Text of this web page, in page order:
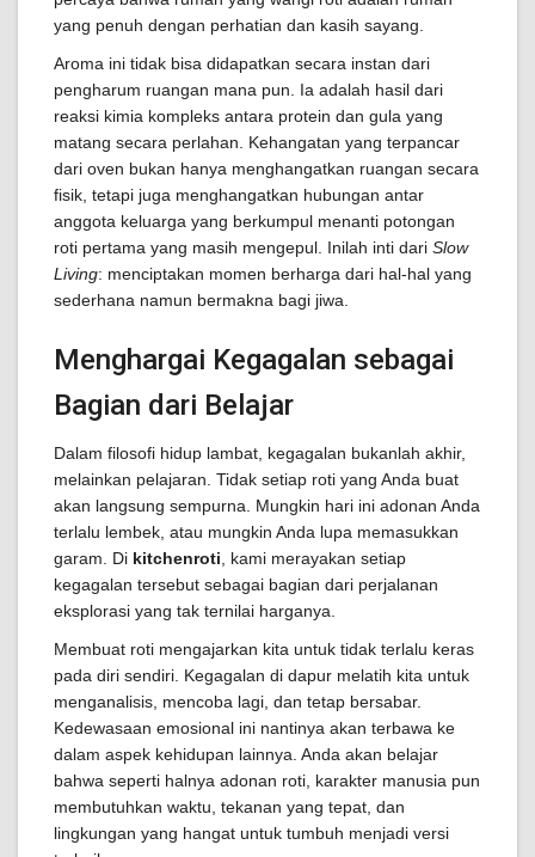
yang penuh dengan perhatian dan kasih sayang.
Aroma ini tidak bisa didapatkan secara instan dari
pengharum ruangan mana pun. Ia adalah hasil dari
reaksi kimia kompleks antara protein dan gula yang
matang secara perlahan. Kehangatan yang terpancar
dari oven bukan hanya menghangatkan ruangan secara
fisik, tetapi juga menghangatkan hubungan antar
anggota keluarga yang berkumpul menanti potongan
roti pertama yang masih mengepul. Inilah inti dari Slow
Living: menciptakan momen berharga dari hal-hal yang
sederhana namun bermakna bagi jiwa.
Menghargai Kegagalan sebagai
Bagian dari Belajar
Dalam filosofi hidup lambat, kegagalan bukanlah akhir,
melainkan pelajaran. Tidak setiap roti yang Anda buat
akan langsung sempurna. Mungkin hari ini adonan Anda
terlalu lembek, atau mungkin Anda lupa memasukkan
garam. Di kitchenroti , kami merayakan setiap
kegagalan tersebut sebagai bagian dari perjalanan
eksplorasi yang tak ternilai harganya.
Membuat roti mengajarkan kita untuk tidak terlalu keras
pada diri sendiri. Kegagalan di dapur melatih kita untuk
menganalisis, mencoba lagi, dan tetap bersabar.
Kedewasaan emosional ini nantinya akan terbawa ke
dalam aspek kehidupan lainnya. Anda akan belajar
bahwa seperti halnya adonan roti, karakter manusia pun
membutuhkan waktu, tekanan yang tepat, dan
lingkungan yang hangat untuk tumbuh menjadi versi